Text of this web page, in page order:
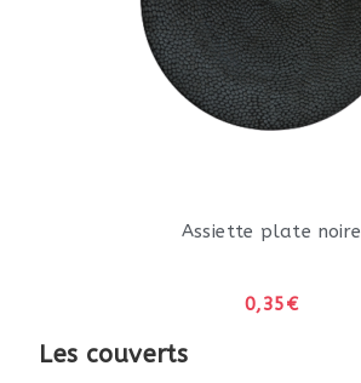
Assiette plate noire
0,35€
Les couverts